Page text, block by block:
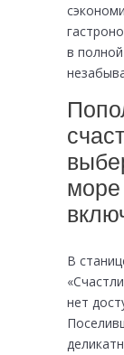
в
море
В
нет